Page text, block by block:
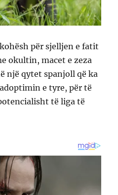
për sjelljen e fatit
okultin, macet e zeza
një qytet spanjoll që ka
e tyre, për të
të liga të